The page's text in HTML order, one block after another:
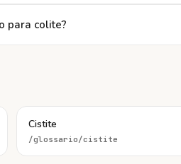
para colite?
Cistite
/glossario/cistite